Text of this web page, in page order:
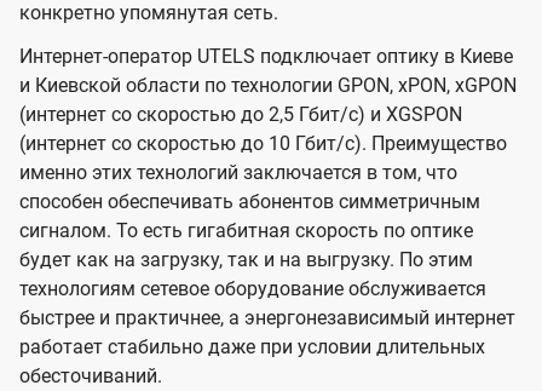
конкретно упомянутая сеть.
Интернет-оператор UTELS подключает оптику в Киеве
и Киевской области по технологии GPON, xPON, xGPON
(интернет со скоростью до 2,5 Гбит/с) и XGSPON
(интернет со скоростью до 10 Гбит/с). Преимущество
именно этих технологий заключается в том, что
способен обеспечивать абонентов симметричным
сигналом. То есть гигабитная скорость по оптике
будет как на загрузку, так и на выгрузку. По этим
технологиям сетевое оборудование обслуживается
быстрее и практичнее, а энергонезависимый интернет
работает стабильно даже при условии длительных
обесточиваний.